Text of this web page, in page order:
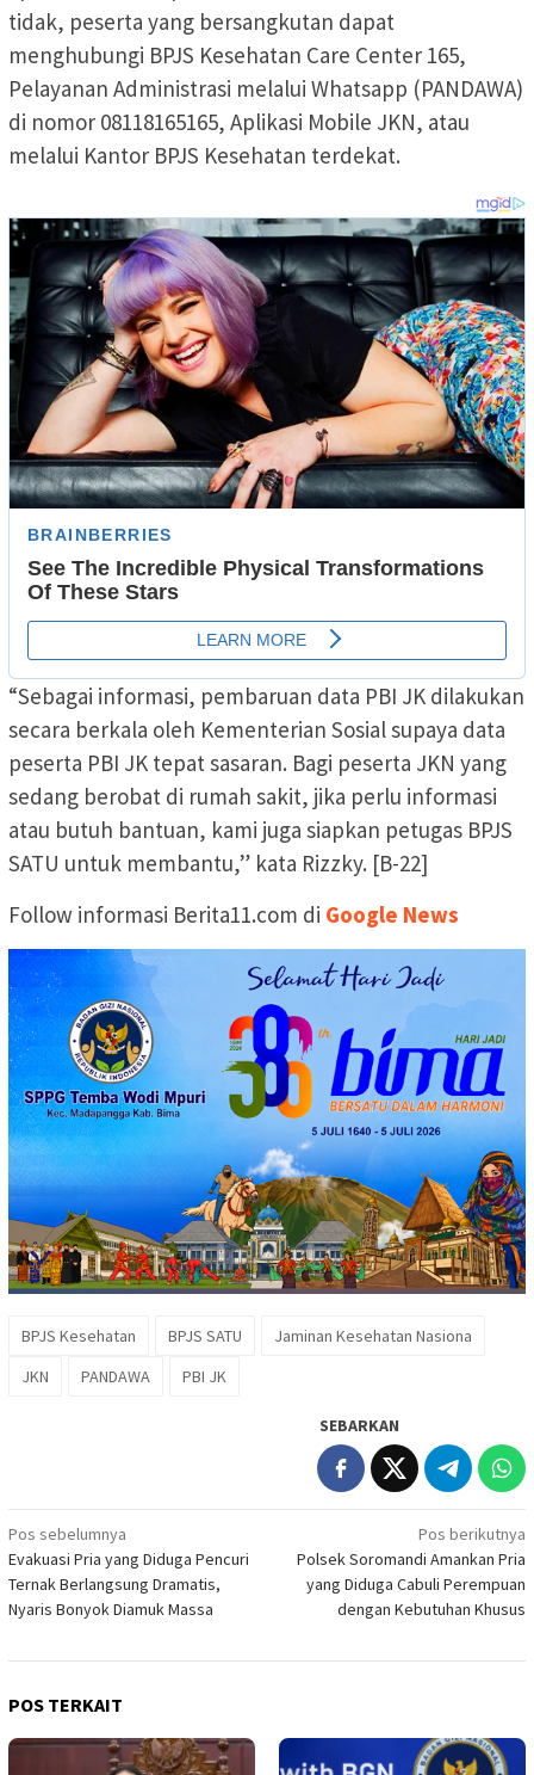
tidak, peserta yang bersangkutan dapat
menghubungi BPJS Kesehatan Care Center 165,
Pelayanan Administrasi melalui Whatsapp (PANDAWA)
di nomor 08118165165, Aplikasi Mobile JKN, atau
melalui Kantor BPJS Kesehatan terdekat.
“Sebagai informasi, pembaruan data PBI JK dilakukan
secara berkala oleh Kementerian Sosial supaya data
peserta PBI JK tepat sasaran. Bagi peserta JKN yang
sedang berobat di rumah sakit, jika perlu informasi
atau butuh bantuan, kami juga siapkan petugas BPJS
SATU untuk membantu,” kata Rizzky. [B-22]
Follow informasi Berita11.com di Google News
BPJS Kesehatan BPJS SATU
Jaminan Kesehatan Nasiona
JKN
PANDAWA PBI JK
SEBARKAN
Navigasi
pos
Pos sebelumnya
Evakuasi Pria yang Diduga Pencuri
Ternak Berlangsung Dramatis,
Nyaris Bonyok Diamuk Massa
Pos berikutnya
Polsek Soromandi Amankan Pria
yang Diduga Cabuli Perempuan
dengan Kebutuhan Khusus
POS TERKAIT